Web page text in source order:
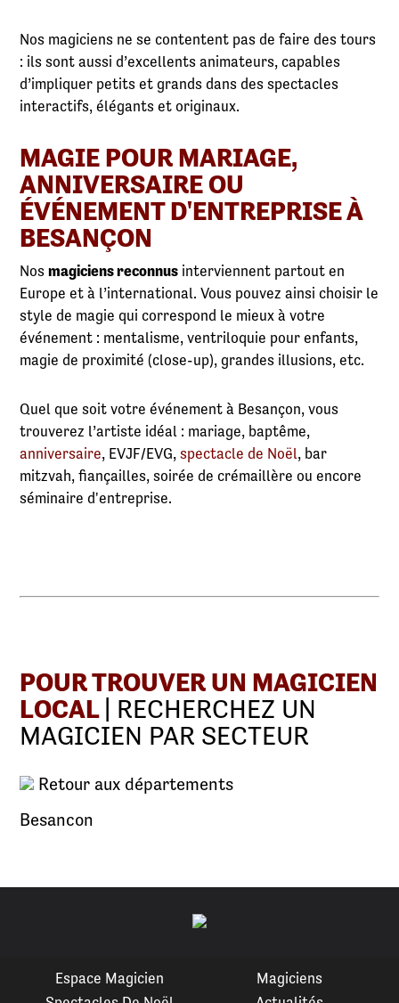
Nos magiciens ne se contentent pas de faire des tours
: ils sont aussi d’excellents animateurs, capables
d’impliquer petits et grands dans des spectacles
interactifs, élégants et originaux.
MAGIE POUR MARIAGE,
ANNIVERSAIRE OU
ÉVÉNEMENT D'ENTREPRISE À
BESANÇON
Nosmagiciens reconnus interviennent partout en
Europe et à l’international. Vous pouvez ainsi choisir le
style de magie qui correspond le mieux à votre
événement : mentalisme, ventriloquie pour enfants,
magie de proximité (close-up), grandes illusions, etc.
Quel que soit votre événement à Besançon, vous
trouverez l’artiste idéal : mariage, baptême,
anniversaire, EVJF/EVG,spectacle de Noël, bar
mitzvah, fiançailles, soirée de crémaillère ou encore
séminaire d'entreprise.
POUR TROUVER UN MAGICIEN
LOCAL | RECHERCHEZ UN
MAGICIEN PAR SECTEUR
Retour aux départements
Besancon
Espace Magicien
Magiciens